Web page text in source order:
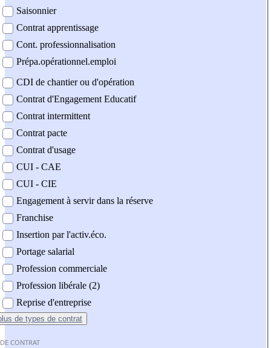
Saisonnier
Contrat apprentissage
Cont. professionnalisation
Prépa.opérationnel.emploi
CDI de chantier ou d'opération
Contrat d'Engagement Educatif
Contrat intermittent
Contrat pacte
Contrat d'usage
CUI - CAE
CUI - CIE
Engagement à servir dans la réserve
Franchise
Insertion par l'activ.éco.
Portage salarial
Profession commerciale
Profession libérale (2)
Reprise d'entreprise
de types de contrat
CONTRAT